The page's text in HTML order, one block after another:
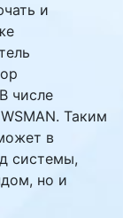
и
числе
Таким
в
системы,
но и